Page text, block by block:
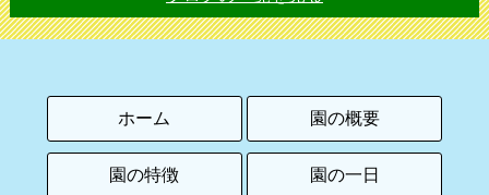
ホーム 園の概要
園の特徴 園の一日